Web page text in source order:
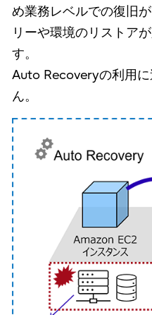
め業務レベルでの復旧
リーや環境のリストア
す。
Auto Recoveryの利用
ん。